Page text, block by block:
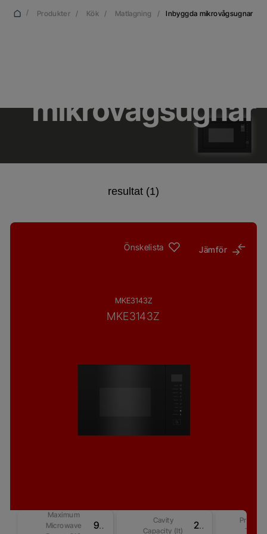
/ Produkter / Kök / Matlagning / Inbyggda mikrovågsugnar
mikrovågsugnar
resultat (1)
Önskelista Jämför
MKE3143Z
MKE3143Z
Maximum
Microwave
900 W
Cavity
Capacity (lt)
25
Product
Type